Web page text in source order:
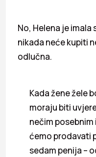
No, Helena je imala
nikada neće kupiti
odlučna.
Kada žene žele
moraju biti
nečim posebnim
ćemo prodavati
sedam penija –